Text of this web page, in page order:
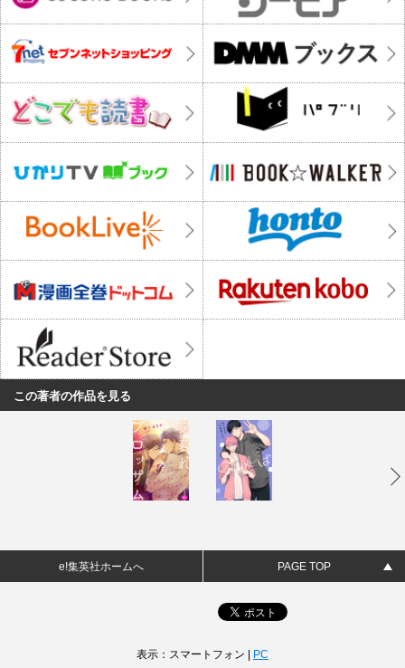
この著者の作品を見る
e!集英社ホームへ PAGE TOP
表示：スマートフォン | PC